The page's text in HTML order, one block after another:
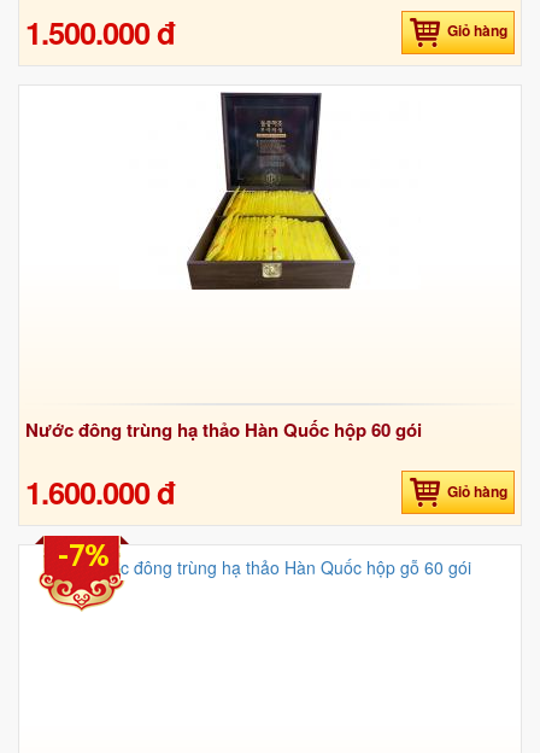
1.500.000 đ Giỏ hàng
Nước đông trùng hạ thảo Hàn Quốc hộp 60 gói
1.600.000 đ Giỏ hàng
-7%